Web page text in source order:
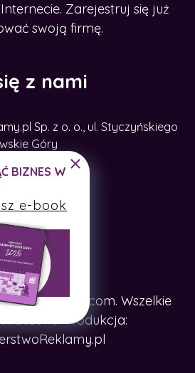
Zarejestruj się już
swoją firmę.
z nami
Sp. z o. o., ul. Styczyńskiego
Góry
Wszelkie
Produkcja:
BIZNES W
e-book